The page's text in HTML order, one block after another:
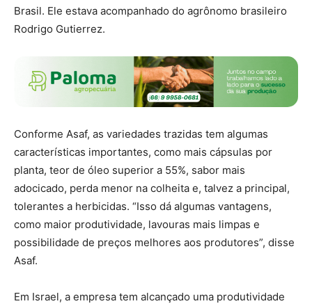
Brasil. Ele estava acompanhado do agrônomo brasileiro
Rodrigo Gutierrez.
Conforme Asaf, as variedades trazidas tem algumas
características importantes, como mais cápsulas por
planta, teor de óleo superior a 55%, sabor mais
adocicado, perda menor na colheita e, talvez a principal,
tolerantes a herbicidas. “Isso dá algumas vantagens,
como maior produtividade, lavouras mais limpas e
possibilidade de preços melhores aos produtores”, disse
Asaf.
Em Israel, a empresa tem alcançado uma produtividade